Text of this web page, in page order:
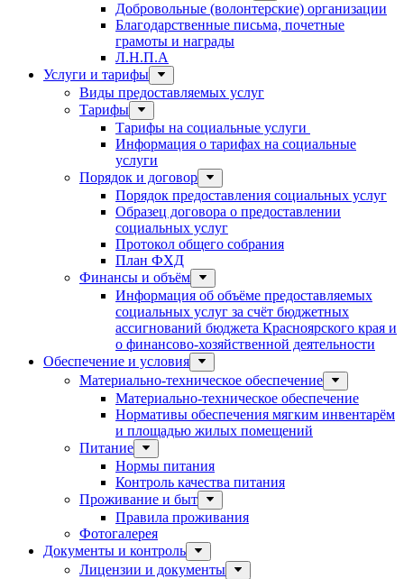
Добровольные (волонтерские) организации
Благодарственные письма, почетные
грамоты и награды
Л.Н.П.А
Услуги и тарифы
Виды предоставляемых услуг
Тарифы
Тарифы на социальные услуги
Информация о тарифах на социальные
услуги
Порядок и договор
Порядок предоставления социальных услуг
Образец договора о предоставлении
социальных услуг
Протокол общего собрания
План ФХД
Финансы и объём
Информация об объёме предоставляемых
социальных услуг за счёт бюджетных
ассигнований бюджета Красноярского края и
о финансово-хозяйственной деятельности
Обеспечение и условия
Материально-техническое обеспечение
Материально-техническое обеспечение
Нормативы обеспечения мягким инвентарём
и площадью жилых помещений
Питание
Нормы питания
Контроль качества питания
Проживание и быт
Правила проживания
Фотогалерея
Документы и контроль
Лицензии и документы